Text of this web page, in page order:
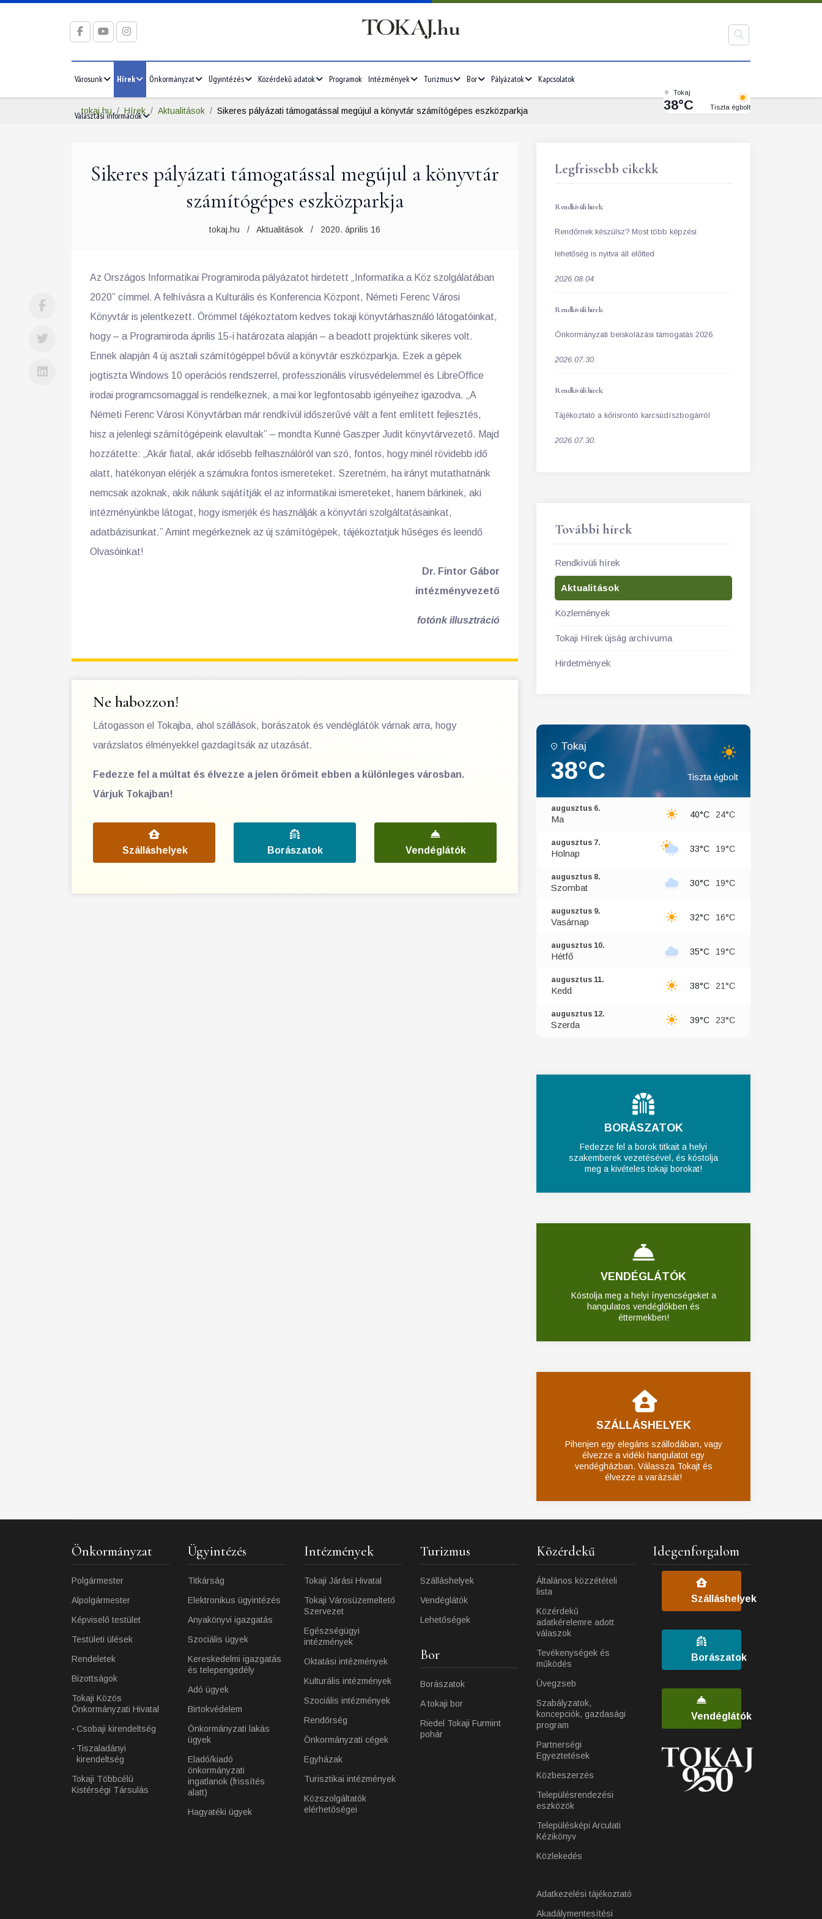
Városunk Hírek Önkormányzat Ügyintézés Közérdekű adatok Programok Intézmények Turizmus Bor Pályázatok Kapcsolatok
Választási információk
Tokaj
38°C Tiszta égbolt
tokaj.hu Hírek Aktualitások Sikeres pályázati támogatással megújul a könyvtár számítógépes eszközparkja
Sikeres pályázati támogatással megújul a könyvtár
számítógépes eszközparkja
tokaj.hu Aktualitások 2020. április 16
Az Országos Informatikai Programiroda pályázatot hirdetett „Informatika a Köz szolgálatában
2020” címmel. A felhívásra a Kulturális és Konferencia Központ, Németi Ferenc Városi
Könyvtár is jelentkezett. Örömmel tájékoztatom kedves tokaji könyvtárhasználó látogatóinkat,
hogy – a Programiroda április 15-i határozata alapján – a beadott projektünk sikeres volt.
Ennek alapján 4 új asztali számítógéppel bővül a könyvtár eszközparkja. Ezek a gépek
jogtiszta Windows 10 operációs rendszerrel, professzionális vírusvédelemmel és LibreOffice
irodai programcsomaggal is rendelkeznek, a mai kor legfontosabb igényeihez igazodva. „A
Németi Ferenc Városi Könyvtárban már rendkívül időszerűvé vált a fent említett fejlesztés,
hisz a jelenlegi számítógépeink elavultak” – mondta Kunné Gaszper Judit könyvtárvezető. Majd
hozzátette: „Akár fiatal, akár idősebb felhasználóról van szó, fontos, hogy minél rövidebb idő
alatt, hatékonyan elérjék a számukra fontos ismereteket. Szeretném, ha irányt mutathatnánk
nemcsak azoknak, akik nálunk sajátítják el az informatikai ismereteket, hanem bárkinek, aki
intézményünkbe látogat, hogy ismerjék és használják a könyvtári szolgáltatásainkat,
adatbázisunkat.” Amint megérkeznek az új számítógépek, tájékoztatjuk hűséges és leendő
Olvasóinkat!
Dr. Fintor Gábor
intézményvezető
fotónk illusztráció
Ne habozzon!
Látogasson el Tokajba, ahol szállások, borászatok és vendéglátók várnak arra, hogy
varázslatos élményekkel gazdagítsák az utazását.
Fedezze fel a múltat és élvezze a jelen örömeit ebben a különleges városban.
Várjuk Tokajban!
Szálláshelyek Borászatok Vendéglátók
Legfrissebb cikekk
Rendkívüli hírek:
Rendőrnek készülsz? Most több képzési
lehetőség is nyitva áll előtted
2026.08.04.
Rendkívüli hírek:
Önkormányzati beiskolázási támogatás 2026
2026.07.30.
Rendkívüli hírek:
Tájékoztató a kőrisrontó karcsúdíszbogárról
2026.07.30.
További hírek
Rendkívüli hírek
Aktualitások
Közlemények
Tokaji Hírek újság archívuma
Hirdetmények
Tokaj
38°C Tiszta égbolt
augusztus 6.
Ma 40°C 24°C
augusztus 7.
Holnap 33°C 19°C
augusztus 8.
Szombat 30°C 19°C
augusztus 9.
Vasárnap 32°C 16°C
augusztus 10.
Hétfő 35°C 19°C
augusztus 11.
Kedd 38°C 21°C
augusztus 12.
Szerda 39°C 23°C
BORÁSZATOK
Fedezze fel a borok titkait a helyi
szakemberek vezetésével, és kóstolja
meg a kivételes tokaji borokat!
VENDÉGLÁTÓK
Kóstolja meg a helyi ínyencségeket a
hangulatos vendéglőkben és
éttermekben!
SZÁLLÁSHELYEK
Pihenjen egy elegáns szállodában, vagy
élvezze a vidéki hangulatot egy
vendégházban. Válassza Tokajt és
élvezze a varázsát!
Önkormányzat
Polgármester
Alpolgármester
Képviselő testület
Testületi ülések
Rendeletek
Bizottságok
Tokaji Közös
Önkormányzati Hivatal
Csobaji kirendeltség
Tiszaladányi
kirendeltség
Tokaji Többcélú
Kistérségi Társulás
Ügyintézés
Titkárság
Elektronikus ügyintézés
Anyakönyvi igazgatás
Szociális ügyek
Kereskedelmi igazgatás
és telepengedély
Adó ügyek
Birtokvédelem
Önkormányzati lakás
ügyek
Eladó/kiadó
önkormányzati
ingatlanok (frissítés
alatt)
Hagyatéki ügyek
Intézmények
Tokaji Járási Hivatal
Tokaji Városüzemeltető
Szervezet
Egészségügyi
intézmények
Oktatási intézmények
Kulturális intézmények
Szociális intézmények
Rendőrség
Önkormányzati cégek
Egyházak
Turisztikai intézmények
Közszolgáltatók
elérhetőségei
Turizmus
Szálláshelyek
Vendéglátók
Lehetőségek
Bor
Borászatok
A tokaji bor
Riedel Tokaji Furmint
pohár
Közérdekű
Általános közzétételi
lista
Közérdekű
adatkérelemre adott
válaszok
Tevékenységek és
működés
Üvegzseb
Szabályzatok,
koncepciók, gazdasági
program
Partnerségi
Egyeztetések
Közbeszerzés
Településrendezési
eszközök
Településképi Arculati
Kézikönyv
Közlekedés
Adatkezelési tájékoztató
Akadálymentesítési
Idegenforgalom
Szálláshelyek
Borászatok
Vendéglátók